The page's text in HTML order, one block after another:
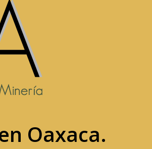
Oaxaca.